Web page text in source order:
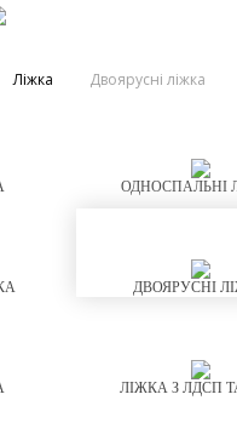
Ліжка Двоярусні ліжка
ОДНОСПАЛЬНІ
ДВОЯРУСНІ
ЛІЖКА З ЛДСП